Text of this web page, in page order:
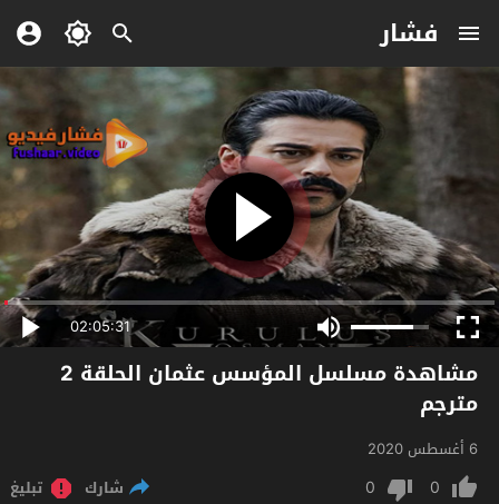
فشار
02:05:31
مشاهدة مسلسل المؤسس عثمان الحلقة 2
مترجم
6 أغسطس 2020
0
0 شارك تبليغ